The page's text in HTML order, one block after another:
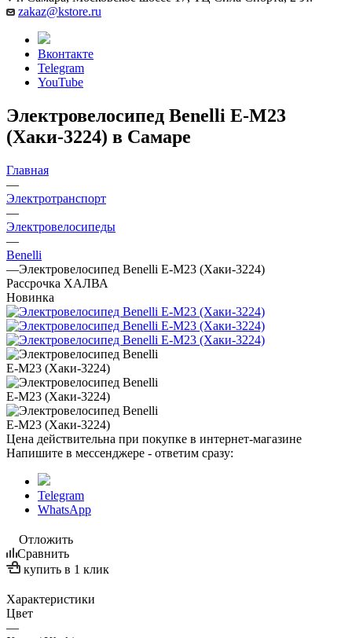
zakaz@kstore.ru
Вконтакте
Telegram
YouTube
Электровелосипед Benelli E-M23
(Хаки-3224) в Самаре
Главная
—
Электротранспорт
—
Электровелосипеды
—
Benelli
—Электровелосипед Benelli E-M23 (Хаки-3224)
Рассрочка ХАЛВА
Новинка
Цена действительна при покупке в интернет-магазине
Напишите в мессенджере - ответим сразу:
Telegram
WhatsApp
Отложить
Сравнить
купить в 1 клик
Характеристики
Цвет
—